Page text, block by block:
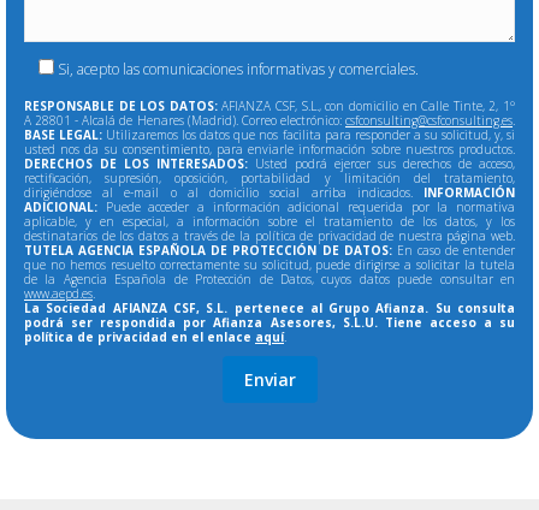
Si, acepto las comunicaciones informativas y comerciales.
RESPONSABLE DE LOS DATOS:AFIANZA CSF, S.L., con domicilio en Calle Tinte, 2, 1º
A 28801 - Alcalá de Henares (Madrid). Correo electrónico: csfconsulting@csfconsulting.es.
BASE LEGAL: Utilizaremos los datos que nos facilita para responder a su solicitud, y, si
usted nos da su consentimiento, para enviarle información sobre nuestros productos.
DERECHOS DE LOS INTERESADOS: Usted podrá ejercer sus derechos de acceso,
rectificación, supresión, oposición, portabilidad y limitación del tratamiento,
dirigiéndose al e-mail o al domicilio social arriba indicados. INFORMACIÓN
ADICIONAL: Puede acceder a información adicional requerida por la normativa
aplicable, y en especial, a información sobre el tratamiento de los datos, y los
destinatarios de los datos a través de la política de privacidad de nuestra página web.
TUTELA AGENCIA ESPAÑOLA DE PROTECCIÓN DE DATOS:En caso de entender
que no hemos resuelto correctamente su solicitud, puede dirigirse a solicitar la tutela
de la Agencia Española de Protección de Datos, cuyos datos puede consultar en
www.aepd.es.
La Sociedad AFIANZA CSF, S.L. pertenece al Grupo Afianza. Su consulta
podrá ser respondida por Afianza Asesores, S.L.U. Tiene acceso a su
política de privacidad en el enlace aquí.